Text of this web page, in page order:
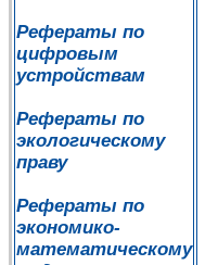
Рефераты по
цифровым
устройствам
Рефераты по
экологическому
праву
Рефераты по
экономико-
математическому